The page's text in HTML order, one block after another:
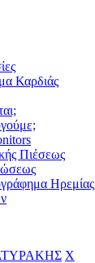
Καρδιάς
Πιέσεως
Ηρεμίας
X